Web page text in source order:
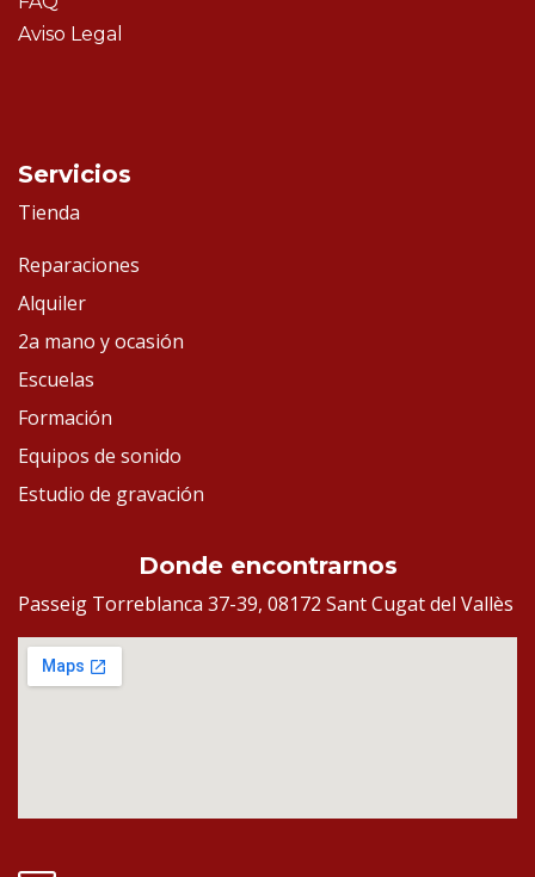
Aviso Legal
Servicios
Tienda
Reparaciones
Alquiler
2a mano y ocasión
Escuelas
Formación
Equipos de sonido
Estudio de gravación
Donde encontrarnos
Passeig Torreblanca 37-39, 08172 Sant Cugat del Vallès